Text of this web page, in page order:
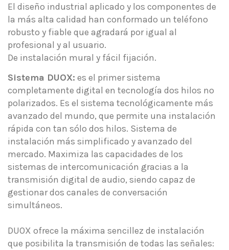
El diseño industrial aplicado y los componentes de
la más alta calidad han conformado un teléfono
robusto y fiable que agradará por igual al
profesional y al usuario.
De instalación mural y fácil fijación.
Sistema DUOX: es el primer sistema
completamente digital en tecnología dos hilos no
polarizados. Es el sistema tecnológicamente más
avanzado del mundo, que permite una instalación
rápida con tan sólo dos hilos. Sistema de
instalación más simplificado y avanzado del
mercado. Maximiza las capacidades de los
sistemas de intercomunicación gracias a la
transmisión digital de audio, siendo capaz de
gestionar dos canales de conversación
simultáneos.
DUOX ofrece la máxima sencillez de instalación
que posibilita la transmisión de todas las señales: